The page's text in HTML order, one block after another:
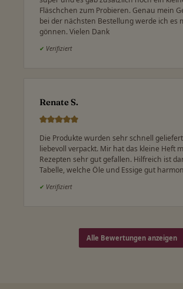
Fläschchen zum Probieren. Genau mein
bei der nächsten Bestellung werde ich es
gönnen. Vielen Dank
✔ Verifiziert
Renate S.
Die Produkte wurden sehr schnell
liebevoll verpackt. Mir hat das kleine Heft
Rezepten sehr gut gefallen. Hilfreich ist
Tabelle, welche Öle und Essige gut
✔ Verifiziert
Alle Bewertungen anzeigen